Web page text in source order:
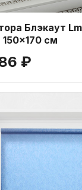
Блэкаут
см
₽